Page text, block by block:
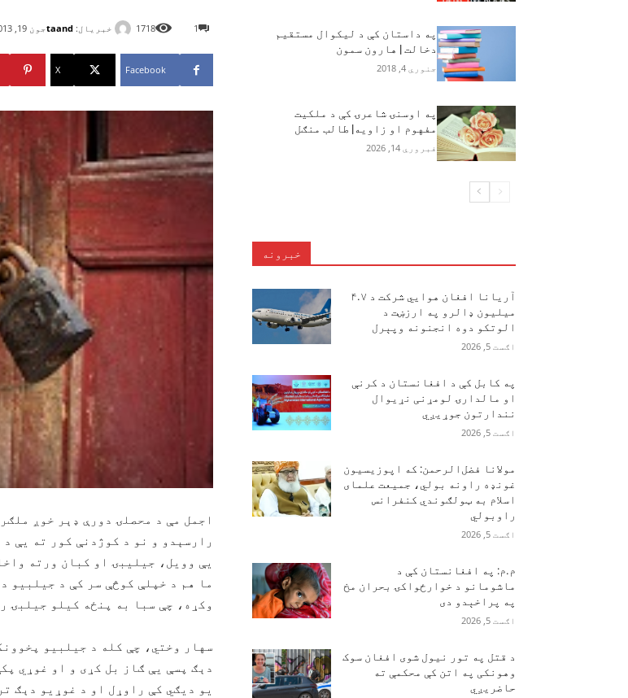
خبریال: taandجون 19, 2013 1
1718
Facebook
X
اجمل مې د محصلۍ دورې ډېر خوږ
رارسېدو و نو د كوژدنې كور ته يې
يې وويل، جيليبۍ او كبان ورته
ما هم د خپلې كوڅې سر كې د جيلبيو
وكړه، چې سبا به پنځه كيلو جيلبۍ
سهار وختي، چې كله د جيلبيو
دېګ پسې يې ګاز بل كړى و او غوړي
يو ديګي كې راوړل او د غوړيو دېګ
په داستان کې د لیکوال مستقیم
دخالت | هارون سمون
جنوري 4, 2018
په اوسنۍ شاعرۍ کې د ملکیت
مفهوم او زاویه| طالب منګل
فبروري 14, 2026
خبرونه
آریانا افغان هوایي شرکت د ۴.۷
میلیون ډالرو په ارزښت د
الوتکو دوه انجنونه وپېرل
اګست 5, 2026
په کابل کې د افغانستان د کرنې
او مالدارۍ لومړنی نړیوال
نندارتون جوړیږي
اګست 5, 2026
مولانا فضل‌الرحمن: که اپوزیسیون
غونډه راونه بولي، جمیعت علمای
اسلام به ټولګوندي کنفرانس
راوبولي
اګست 5, 2026
م.م: په افغانستان کې د
ماشومانو د خوارځواکۍ بحران مخ
په پراخېدو دی
اګست 5, 2026
د قتل په تور نیول شوی افغان سوک
وهونکی په اتن کې محکمې ته
حاضریږي